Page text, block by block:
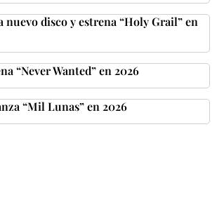
nuevo disco y estrena “Holy Grail” en
“Never Wanted” en 2026
“Mil Lunas” en 2026